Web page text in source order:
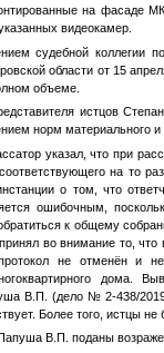
на фасаде
видеокамер.
судебной коллегии
области от 15
объеме.
истцов
норм материального и
указал, что при
на то
о том, что
ошибочным,
к общему
во внимание то,
не отменён и
дома.
В.П. (дело № 2-438/
Более того, истцы
В.П. поданы